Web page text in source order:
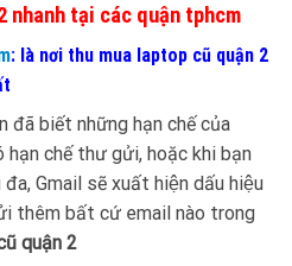
nhanh tại các quận tphcm
: là nơi thu mua laptop cũ quận 2
đã biết những hạn chế của
hạn chế thư gửi, hoặc khi bạn
Gmail sẽ xuất hiện dấu hiệu
thêm bất cứ email nào trong
quận 2